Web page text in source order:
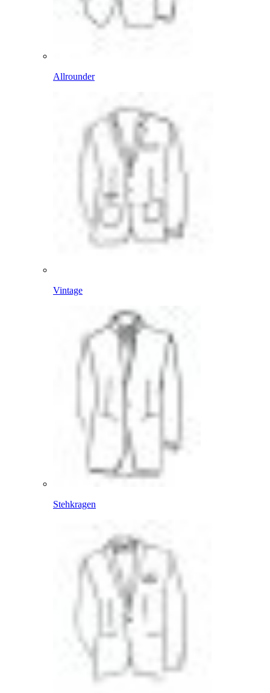
Allrounder
Vintage
Stehkragen